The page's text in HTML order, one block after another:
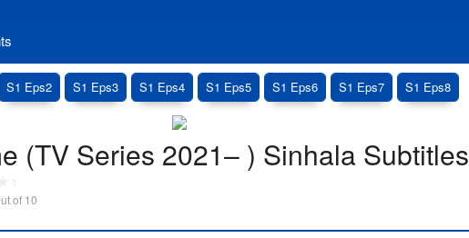
S1 Eps2 S1 Eps3 S1 Eps4 S1 Eps5 S1 Eps6 S1 Eps7 S1 Eps8
(TV Series 2021– ) Sinhala Subtitles
of 10